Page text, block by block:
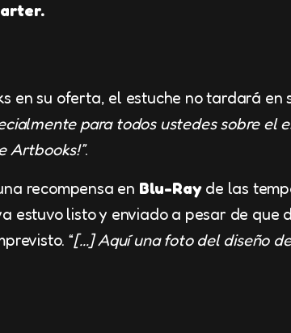
en su oferta, el estuche no tardará en
para todos ustedes sobre el
Artbooks!”.
recompensa en Blu-Rayde las
estuvo listo y enviado a pesar de que
“[…] Aquí una foto del diseño